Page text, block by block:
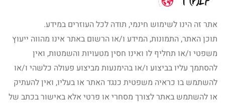
אתר זה הינו לשימוש חינמי, תודה לכל העוזרים במידע.
תוכן האתר, התמונות, המידע ו/או הרשום באתר אינו מהווה ייעוץ
משפטי ו/או תחליף לו ואינו חסין מטעויות והשמטות, ואין
להסתמך עליו בביצוע ו/או בהימנעות מביצוע פעולה כלשהי ו/או
להשתמש בו כראיה משפטית כנגד האתר או בעליו, ואין להעתיק
או להשתמש באתר לצורך מסחרי או פרטי אלא באישור בכתב של